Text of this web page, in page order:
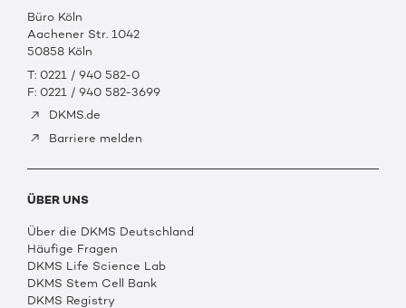
Büro Köln
Aachener Str. 1042
50858 Köln
T: 0221 / 940 582-0
F: 0221 / 940 582-3699
DKMS.de
Barriere melden
ÜBER UNS
Über die DKMS Deutschland
Häufige Fragen
DKMS Life Science Lab
DKMS Stem Cell Bank
DKMS Registry